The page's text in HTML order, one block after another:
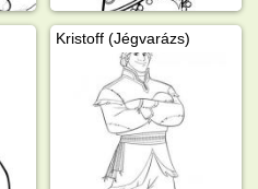
Kristoff (Jégvarázs)